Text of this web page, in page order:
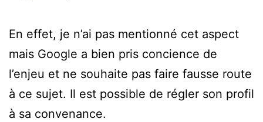
En effet, je n’ai pas mentionné cet aspect
mais Google a bien pris concience de
l’enjeu et ne souhaite pas faire fausse route
à ce sujet. Il est possible de régler son profil
à sa convenance.